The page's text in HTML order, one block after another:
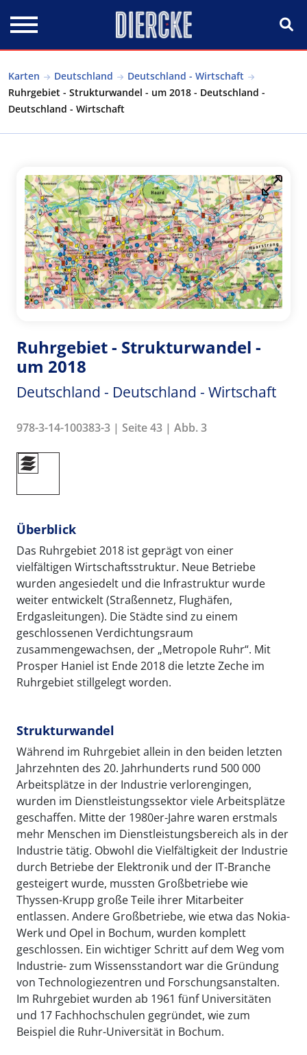
Karten Deutschland
Deutschland - Wirtschaft
Ruhrgebiet - Strukturwandel - um 2018 - Deutschland -
Deutschland - Wirtschaft
Ruhrgebiet - Strukturwandel -
um 2018
Deutschland - Deutschland - Wirtschaft
978-3-14-100383-3 | Seite 43 | Abb. 3
Überblick
Das Ruhrgebiet 2018 ist geprägt von einer
vielfältigen Wirtschaftsstruktur. Neue Betriebe
wurden angesiedelt und die Infrastruktur wurde
weiter entwickelt (Straßennetz, Flughäfen,
Erdgasleitungen). Die Städte sind zu einem
geschlossenen Verdichtungsraum
zusammengewachsen, der „Metropole Ruhr“. Mit
Prosper Haniel ist Ende 2018 die letzte Zeche im
Ruhrgebiet stillgelegt worden.
Strukturwandel
Während im Ruhrgebiet allein in den beiden letzten
Jahrzehnten des 20. Jahrhunderts rund 500 000
Arbeitsplätze in der Industrie verlorengingen,
wurden im Dienstleistungssektor viele Arbeitsplätze
geschaffen. Mitte der 1980er-Jahre waren erstmals
mehr Menschen im Dienstleistungsbereich als in der
Industrie tätig. Obwohl die Vielfältigkeit der Industrie
durch Betriebe der Elektronik und der IT-Branche
gesteigert wurde, mussten Großbetriebe wie
Thyssen-Krupp große Teile ihrer Mitarbeiter
entlassen. Andere Großbetriebe, wie etwa das Nokia-
Werk und Opel in Bochum, wurden komplett
geschlossen. Ein wichtiger Schritt auf dem Weg vom
Industrie- zum Wissensstandort war die Gründung
von Technologiezentren und Forschungsanstalten.
Im Ruhrgebiet wurden ab 1961 fünf Universitäten
und 17 Fachhochschulen gegründet, wie zum
Beispiel die Ruhr-Universität in Bochum.